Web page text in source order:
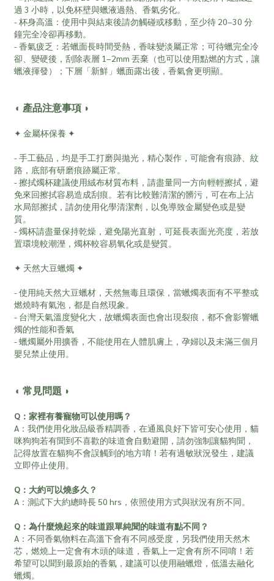
過 3 小時，以免杯壁與蠟液過熱、香氣劣化。
- 杯身高溫：使用中與結束後請勿觸碰或移動，至少待 20–30 分
鐘完全冷卻再移動。
- 香氣疲乏：若蠟面長時間受熱，香味變淡屬正常；可待蠟完全冷
卻、變硬後，刮除表層 1–2mm 丟棄（也可以使用點燃的方式，讓
蠟液揮發）；下層「新鮮」蠟面露出後，香氣會更明顯。
◖ 產品注意事項 ◗
✦ 金屬杯保養 ✦
- 手工藝品，均是手工打磨與拋光，精心製作，可能會有痕跡、紋
路，底部有研磨痕跡屬正常。
- 擦拭燭杯建議使用絨布材質布料，請盡量同一方向輕輕擦拭，避
免來回擦拭容易造成刮痕。若有比較難清潔的髒污，可在布上沾
水局部擦拭，請勿使用化學清潔劑，以免導致金屬變色或是變
質。
- 燭杯請盡量保持乾燥，避免陽光直射，可延長表面光亮度，若放
置環境較潮溼，燭杯較容易氧化或是變質。
✦ 天然大豆蠟燭 ✦
- 使用純天然大豆蠟材，天然無毒且環保，當蠟燭表面有不平整或
燃燒時有氣泡，都是自然現象。
- 台灣天氣溫度變化大，故蠟燭表面也會出現裂痕，都不會影響蠟
燭的性能和香氣
- 蠟燭屬外用擴香，不能使用在人體肌膚上，孕婦以及未滿三個月
嬰兒禁止使用。
◖ 常見問題 ◗
Q：家裡有養寵物可以使用嗎？
A：我們使用化妝品級香精調香，在通風良好下皆可安心使用，貓
咪狗狗若有聞到不喜歡的味道會自動避開，請勿強制讓貓狗聞，
記得放置在貓狗不會誤觸到的地方唷！若有過敏狀況發生，建議
立即停止使用。
Q：大約可以燒多久？
A：測試下大約總時長 50 hrs，依照使用方式與狀況有所不同。
Q：為什麼燒起來的味道跟單純聞的味道有點不同？
A：不同香氣物料在高溫下會有不同感受度，另我們使用天然木
芯，燃燒上一定會有木頭的味道，香氣上一定會有所不同唷！若
希望可以聞到最原始的香氣，建議可以使用融蠟燈，低溫去融化
蠟燭。